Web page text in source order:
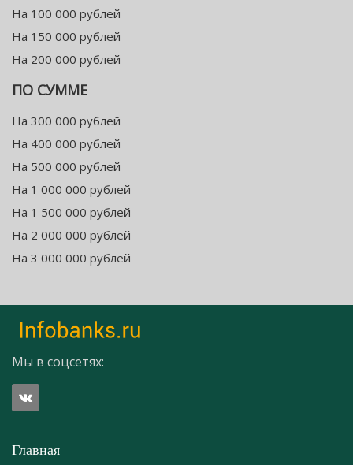
На 100 000 рублей
На 150 000 рублей
На 200 000 рублей
ПО СУММЕ
На 300 000 рублей
На 400 000 рублей
На 500 000 рублей
На 1 000 000 рублей
На 1 500 000 рублей
На 2 000 000 рублей
На 3 000 000 рублей
Мы в соцсетях:
Главная